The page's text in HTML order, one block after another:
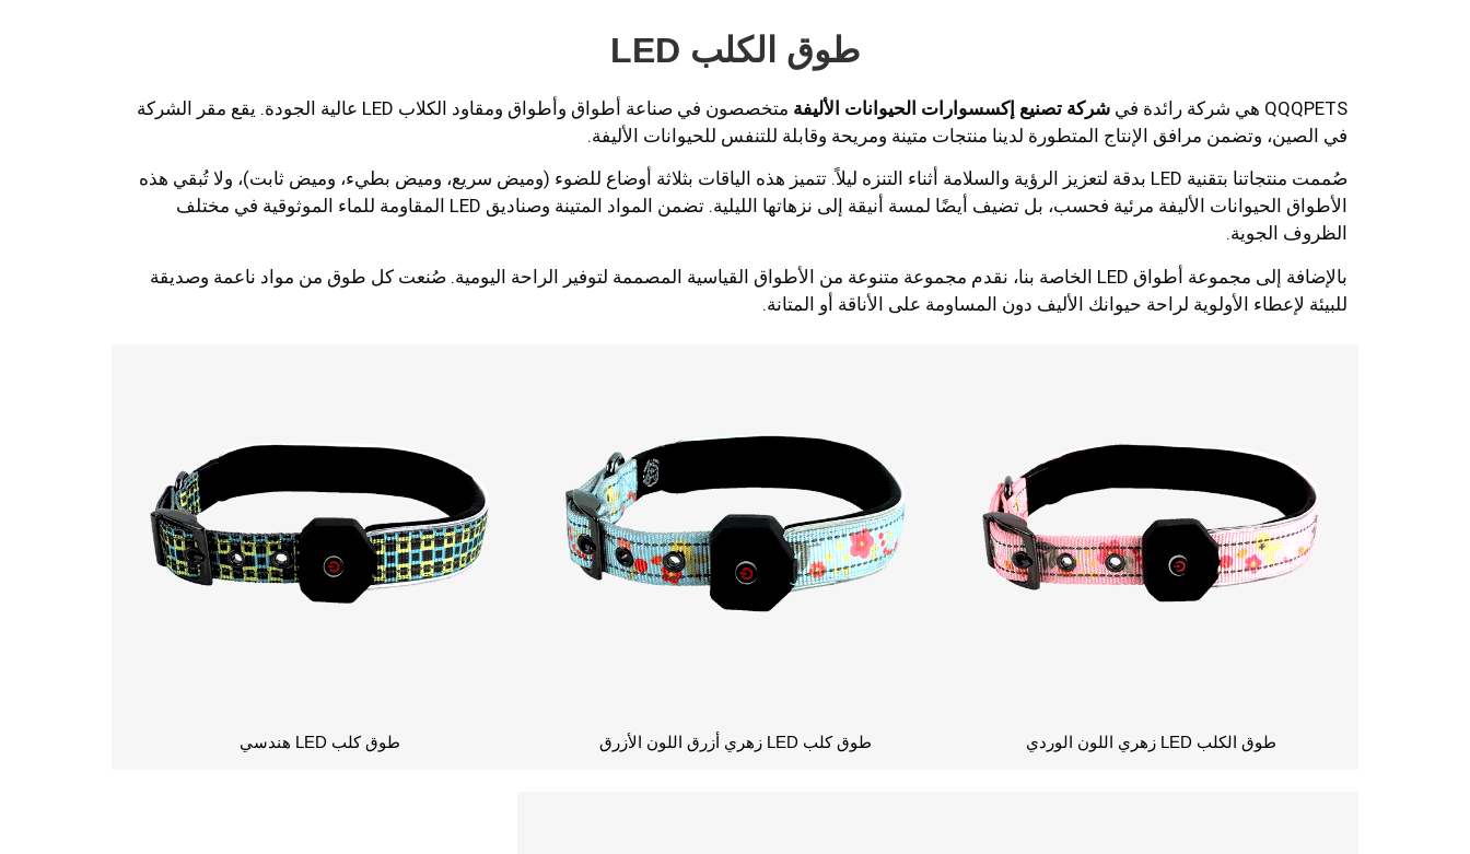
طوق الكلب LED
QQQPETS هي شركة رائدة في شركة تصنيع إكسسوارات الحيوانات الأليفة
متخصصون في صناعة أطواق وأطواق ومقاود الكلاب LED عالية الجودة. يقع مقر الشركة
في الصين، وتضمن مرافق الإنتاج المتطورة لدينا منتجات متينة ومريحة وقابلة للتنفس للحيوانات الأليفة.
صُممت منتجاتنا بتقنية LED بدقة لتعزيز الرؤية والسلامة أثناء التنزه ليلاً. تتميز هذه الياقات بثلاثة أوضاع للضوء (وميض سريع، وميض بطيء، وميض ثابت)، ولا تُبقي هذه
الأطواق الحيوانات الأليفة مرئية فحسب، بل تضيف أيضًا لمسة أنيقة إلى نزهاتها الليلية. تضمن المواد المتينة وصناديق LED المقاومة للماء الموثوقية في مختلف
الظروف الجوية.
بالإضافة إلى مجموعة أطواق LED الخاصة بنا، نقدم مجموعة متنوعة من الأطواق القياسية المصممة لتوفير الراحة اليومية. صُنعت كل طوق من مواد ناعمة وصديقة
للبيئة لإعطاء الأولوية لراحة حيوانك الأليف دون المساومة على الأناقة أو المتانة.
طوق الكلب LED زهري اللون الوردي طوق كلب LED زهري أزرق اللون الأزرق طوق كلب LED هندسي